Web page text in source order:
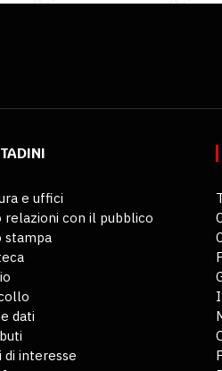
e uffici
relazioni con il pubblico
stampa
dati
di interesse